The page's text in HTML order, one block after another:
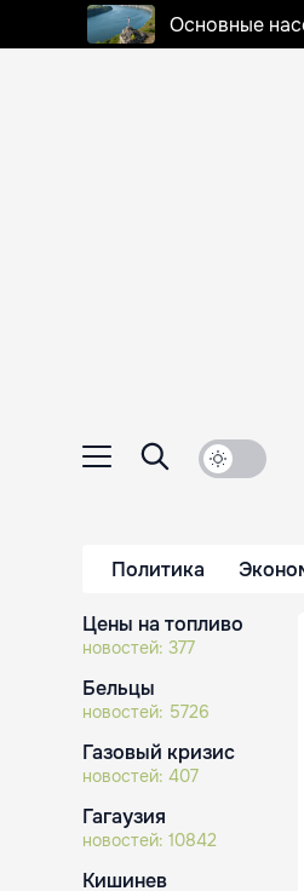
Основные
Политика
Цены на топливо
новостей: 377
Бельцы
новостей: 5726
Газовый кризис
новостей: 407
Гагаузия
новостей: 10842
Кишинев